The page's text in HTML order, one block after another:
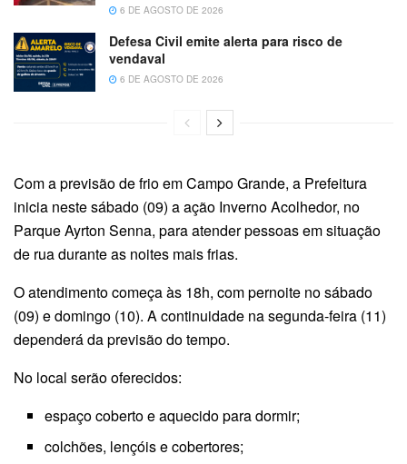
6 DE AGOSTO DE 2026
Defesa Civil emite alerta para risco de
vendaval
6 DE AGOSTO DE 2026
Com a previsão de frio em Campo Grande, a Prefeitura
inicia neste sábado (09) a ação Inverno Acolhedor, no
Parque Ayrton Senna, para atender pessoas em situação
de rua durante as noites mais frias.
O atendimento começa às 18h, com pernoite no sábado
(09) e domingo (10). A continuidade na segunda-feira (11)
dependerá da previsão do tempo.
No local serão oferecidos:
espaço coberto e aquecido para dormir;
colchões, lençóis e cobertores;